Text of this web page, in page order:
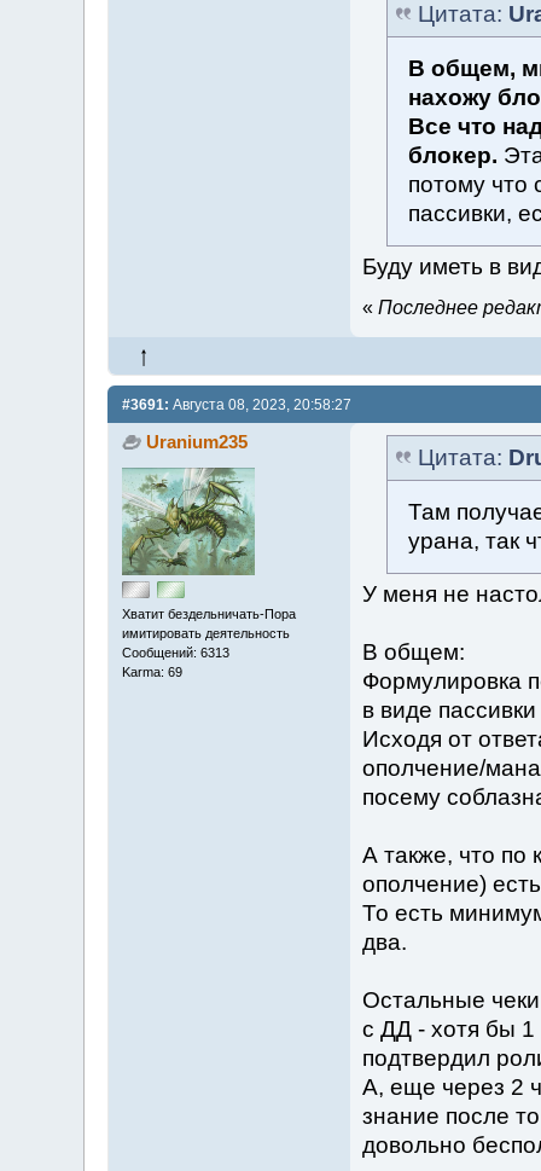
Цитата:
В общем,
нахожу
Все что
блокер.
потому что
пассивки,
Буду иметь в
« Последнее
#3691: Августа 08, 2023, 20:58:27
Uranium235
Хватит бездельничать-Пора
имитировать деятельность
Сообщений: 6313
Karma: 69
Цитата:
Там
урана, так
У меня не
В общем:
Формулировка
в виде
Исходя от
ополчение/
посему
А также, что
ополчение)
То есть
два.
Остальные
с ДД - хотя бы 1
подтвердил
А, еще через 2
знание после
довольно